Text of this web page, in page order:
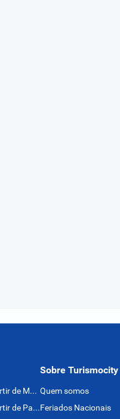
Passagens Aéreas baratas a partir de México
Passagens Aéreas baratas a partir de Panamá
Sobre Turismocity
Quem somos
Feriados Nacionais